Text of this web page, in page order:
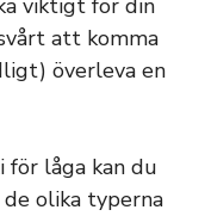
viktigt för din
att komma
överleva en
för låga kan du
de olika typerna